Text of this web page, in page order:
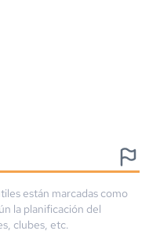
están marcadas como
la planificación del
clubes, etc.